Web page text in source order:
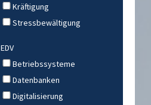
Kräftigung
Stressbewältigung
EDV
Betriebssysteme
Datenbanken
Digitalisierung